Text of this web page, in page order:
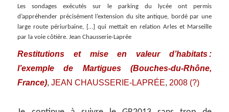
Les sondages exécutés sur le parking du lycée ont permis
d’appréhender précisément l’extension du site antique, bordé par une
large route périurbaine, […] qui mettait en relation Arles et Marseille
par la voie côtière. Jean Chausserie-Laprée
Restitutions et mise en valeur d’habitats :
l’exemple de Martigues (Bouches-du-Rhône,
France),JEAN CHAUSSERIE-LAPRÉE,2008 (?)